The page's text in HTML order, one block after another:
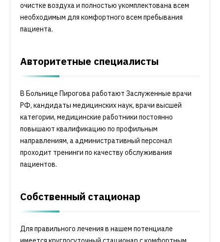
очистке воздуха и полностью укомплектована всем
необходимым для комфортного всем пребывания
пациента.
Авторитетные специалисты
В Больнице Пирогова работают Заслуженные врачи
РФ, кандидаты медицинских наук, врачи высшей
категории, медицинские работники постоянно
повышают квалификацию по профильным
направлениям, а административный персонал
проходит тренинги по качеству обслуживания
пациентов.
Собственный стационар
Для правильного лечения в нашем потенциале